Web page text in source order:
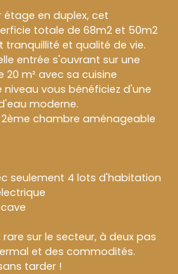
étage en duplex, cet
totale de 68m2 et 50m2
et qualité de vie.
entrée s'ouvrant sur une
m² avec sa cuisine
vous bénéficiez d'une
moderne.
chambre aménageable
seulement 4 lots d'habitation
sur le secteur, à deux pas
et des commodités.
tarder !